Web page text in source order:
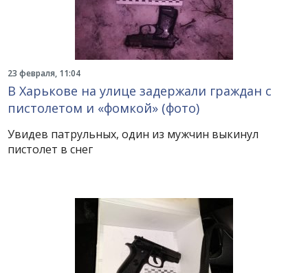
23 февраля, 11:04
В Харькове на улице задержали граждан с
пистолетом и «фомкой» (фото)
Увидев патрульных, один из мужчин выкинул
пистолет в снег